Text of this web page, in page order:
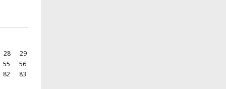
28
29
55
56
82
83